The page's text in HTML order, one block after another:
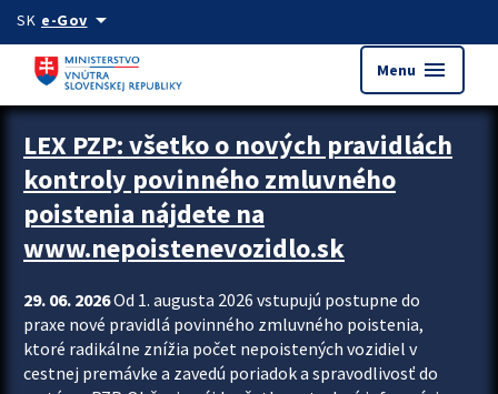
Preskocit na hlavný obsah
SK e-Govarrow_drop_down
Menu menu
Zastavit automatický posun upútavok
LEX PZP: všetko o nových pravidlách
kontroly povinného zmluvného
poistenia nájdete na
www.nepoistenevozidlo.sk
29. 06. 2026Od 1. augusta 2026 vstupujú postupne do
praxe nové pravidlá povinného zmluvného poistenia,
ktoré radikálne znížia počet nepoistených vozidiel v
cestnej premávke a zavedú poriadok a spravodlivosť do